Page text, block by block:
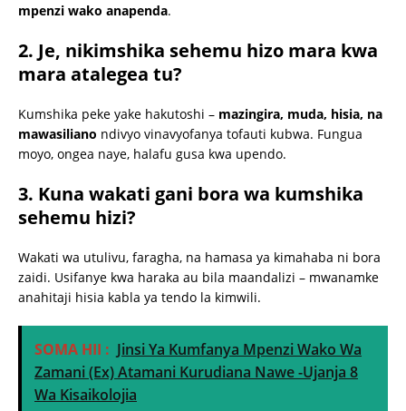
mpenzi wako anapenda.
2. Je, nikimshika sehemu hizo mara kwa
mara atalegea tu?
Kumshika peke yake hakutoshi – mazingira, muda, hisia, na
mawasiliano ndivyo vinavyofanya tofauti kubwa. Fungua
moyo, ongea naye, halafu gusa kwa upendo.
3. Kuna wakati gani bora wa kumshika
sehemu hizi?
Wakati wa utulivu, faragha, na hamasa ya kimahaba ni bora
zaidi. Usifanye kwa haraka au bila maandalizi – mwanamke
anahitaji hisia kabla ya tendo la kimwili.
SOMA HII : Jinsi Ya Kumfanya Mpenzi Wako Wa
Zamani (Ex) Atamani Kurudiana Nawe -Ujanja 8
Wa Kisaikolojia